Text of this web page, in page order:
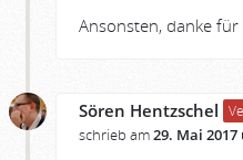
Ansonsten, danke für
Sören Hentzschel
schrieb am29. Mai